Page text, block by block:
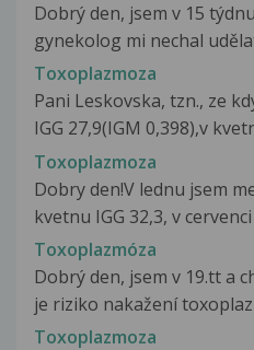
Dobrý den, jsem v 15
gynekolog mi nechal
Toxoplazmoza
Pani Leskovska, tzn., ze
IGG 27,9(IGM 0,398),v
Toxoplazmoza
Dobry den!V lednu jsem
kvetnu IGG 32,3, v cervenci
Toxoplazmóza
Dobrý den, jsem v 19.tt a
je riziko nakažení
Toxoplazmoza